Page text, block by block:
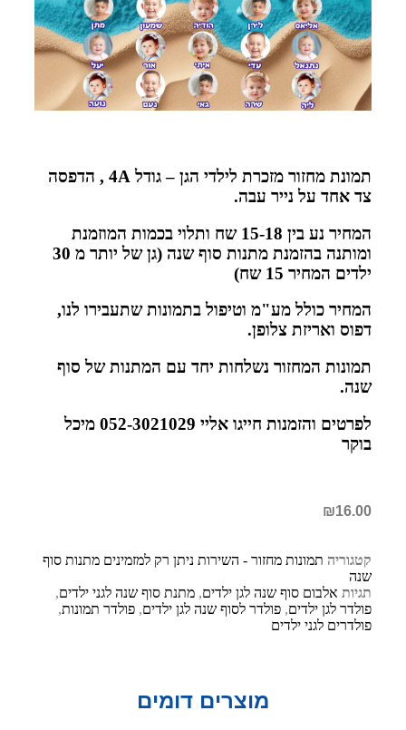
תמונת מחזור מזכרת לילדי הגן – גודל 4A , הדפסה
צד אחד על נייר עבה.
המחיר נע בין 15-18 שח ותלוי בכמות המוזמנת
ומותנה בהזמנת מתנות סוף שנה (גן של יותר מ 30
ילדים המחיר 15 שח)
המחיר כולל מע"מ וטיפול בתמונות שתעבירו לנו,
דפוס ואריזת צלופן.
תמונות המחזור נשלחות יחד עם המתנות של סוף
שנה.
לפרטים והזמנות חייגו אליי 052-3021029 מיכל
בוקר
₪16.00
קטגוריה תמונות מחזור - השירות ניתן רק למזמינים מתנות סוף
שנה
תגיות אלבום סוף שנה לגן ילדים, מתנת סוף שנה לגני ילדים,
פולדר לגן ילדים, פולדר לסוף שנה לגן ילדים, פולדר תמונות,
פולדרים לגני ילדים
מוצרים דומים